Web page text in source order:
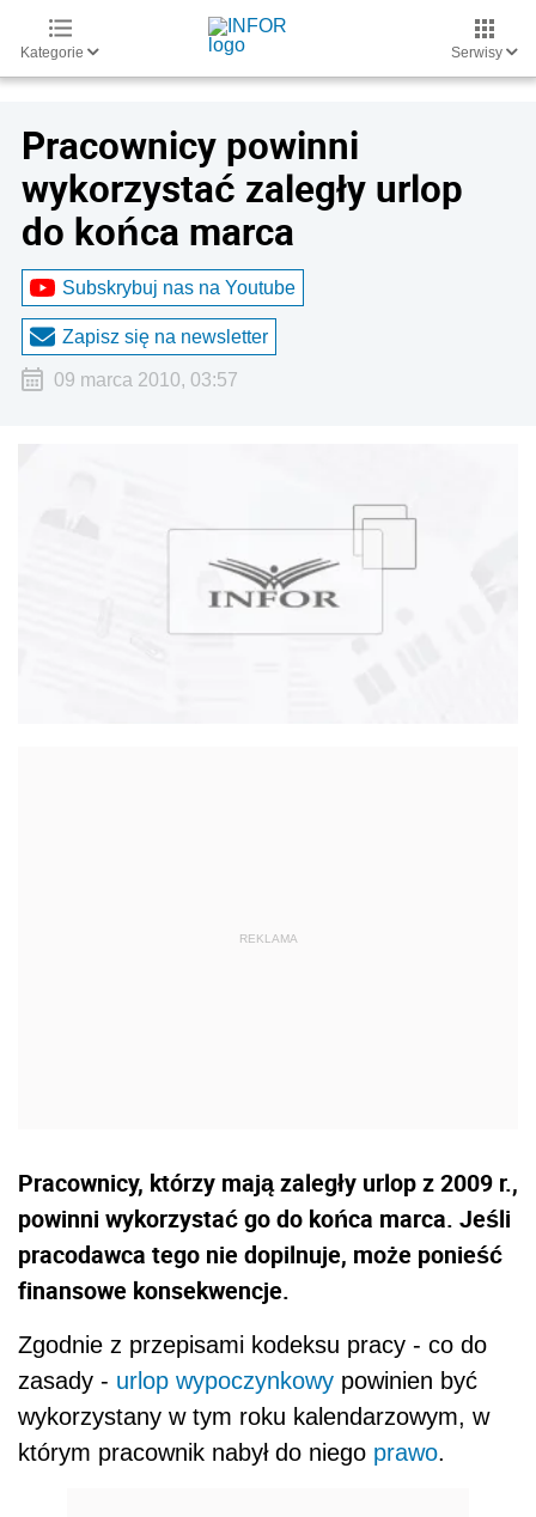
Kategorie Serwisy
Pracownicy powinni
wykorzystać zaległy urlop
do końca marca
Subskrybuj nas na Youtube
Zapisz się na newsletter
09 marca 2010, 03:57
Pracownicy, którzy mają zaległy urlop z 2009 r.,
powinni wykorzystać go do końca marca. Jeśli
pracodawca tego nie dopilnuje, może ponieść
finansowe konsekwencje.
Zgodnie z przepisami kodeksu pracy - co do
zasady - urlop wypoczynkowy powinien być
wykorzystany w tym roku kalendarzowym, w
którym pracownik nabył do niego prawo.